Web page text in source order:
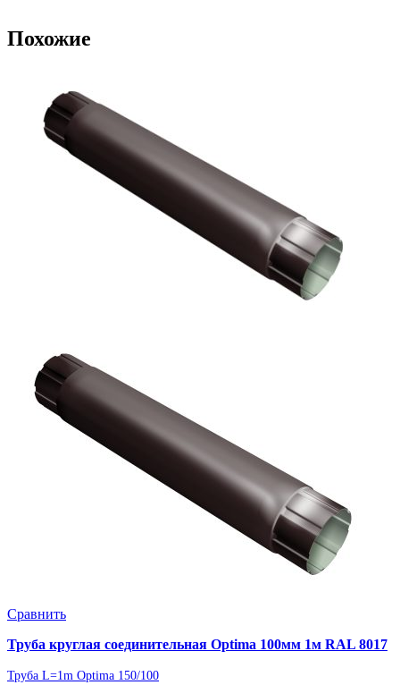
Похожие
Сравнить
Труба круглая соединительная Optima 100мм 1м RAL 8017
Труба L=1m Optima 150/100